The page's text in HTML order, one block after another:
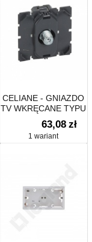
CELIANE - GNIAZDO
TV WKRĘCANE TYPU
"F" 0-2400 MHZ
63,08 zł
1 wariant